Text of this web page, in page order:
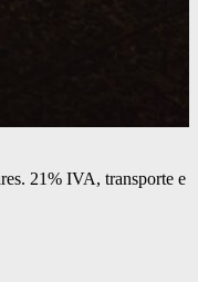
21% IVA, transporte e